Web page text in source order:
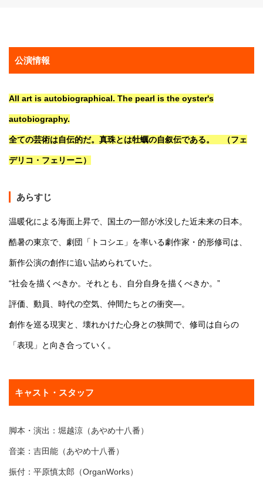
公演情報
All art is autobiographical. The pearl is the oyster's
autobiography.
全ての芸術は自伝的だ。真珠とは牡蠣の自叙伝である。 （フェ
デリコ・フェリーニ）
あらすじ
温暖化による海面上昇で、国土の一部が水没した近未来の日本。
酷暑の東京で、劇団「トコシエ」を率いる劇作家・的形修司は、
新作公演の創作に追い詰められていた。
“社会を描くべきか。それとも、自分自身を描くべきか。”
評価、動員、時代の空気、仲間たちとの衝突―。
創作を巡る現実と、壊れかけた心身との狭間で、修司は自らの
「表現」と向き合っていく。
キャスト・スタッフ
脚本・演出：堀越涼（あやめ十八番）
音楽：吉田能（あやめ十八番）
振付：平原慎太郎（OrganWorks）